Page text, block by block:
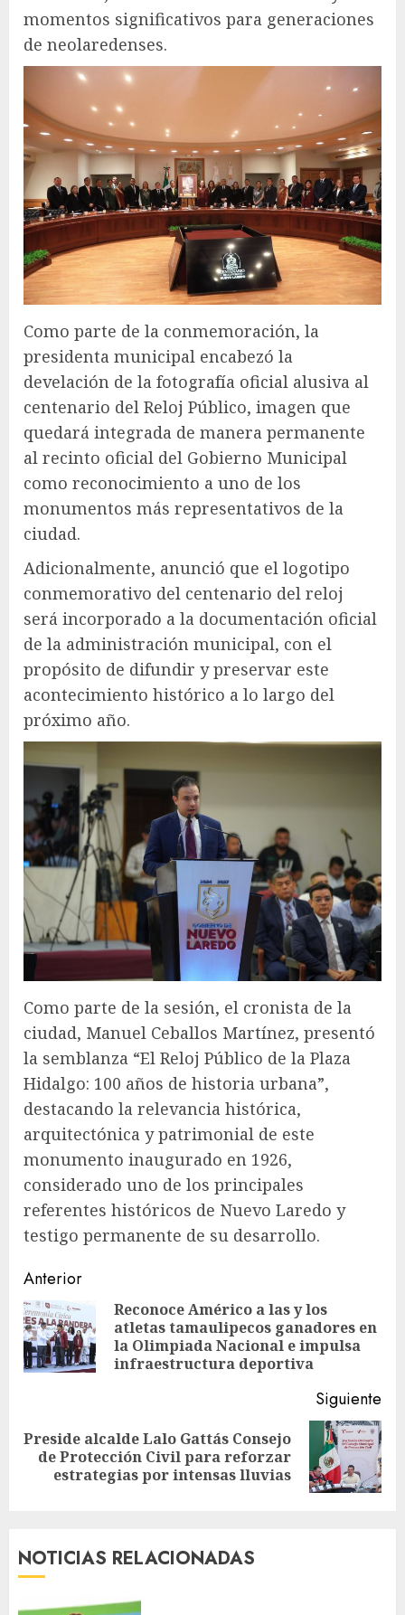
momentos significativos para generaciones
de neolaredenses.
Como parte de la conmemoración, la
presidenta municipal encabezó la
develación de la fotografía oficial alusiva al
centenario del Reloj Público, imagen que
quedará integrada de manera permanente
al recinto oficial del Gobierno Municipal
como reconocimiento a uno de los
monumentos más representativos de la
ciudad.
Adicionalmente, anunció que el logotipo
conmemorativo del centenario del reloj
será incorporado a la documentación oficial
de la administración municipal, con el
propósito de difundir y preservar este
acontecimiento histórico a lo largo del
próximo año.
Como parte de la sesión, el cronista de la
ciudad, Manuel Ceballos Martínez, presentó
la semblanza “El Reloj Público de la Plaza
Hidalgo: 100 años de historia urbana”,
destacando la relevancia histórica,
arquitectónica y patrimonial de este
monumento inaugurado en 1926,
considerado uno de los principales
referentes históricos de Nuevo Laredo y
testigo permanente de su desarrollo.
Sigue
leyendo
Anterior
Reconoce Américo a las y los
atletas tamaulipecos ganadores en
la Olimpiada Nacional e impulsa
infraestructura deportiva
Siguiente
Siguiente
entrada:
Preside alcalde Lalo Gattás Consejo
de Protección Civil para reforzar
estrategias por intensas lluvias
NOTICIAS RELACIONADAS